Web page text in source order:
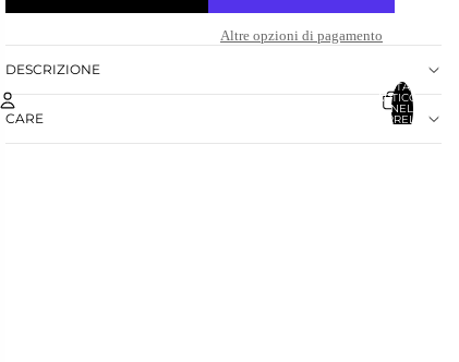
TOTALE
ARTICOLI
NEL
CARRELLO:
Altre opzioni di pagamento
DESCRIZIONE
CARE